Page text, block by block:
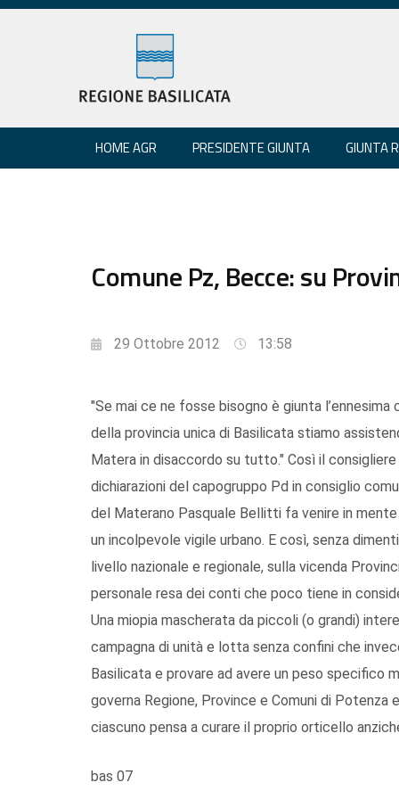
HOME AGR PRESIDENTE GIUNTA GIUNTA
Comune Pz, Becce: su
29 Ottobre 2012 13:58
"Se mai ce ne fosse bisogno è giunta
della provincia unica di Basilicata stiamo
Matera in disaccordo su tutto." Così il
dichiarazioni del capogruppo Pd in consiglio
del Materano Pasquale Bellitti fa venire in
un incolpevole vigile urbano. E così, senza
livello nazionale e regionale, sulla vicenda
personale resa dei conti che poco tiene in
Una miopia mascherata da piccoli (o grandi)
campagna di unità e lotta senza confini che
Basilicata e provare ad avere un peso specifico
governa Regione, Province e Comuni di
ciascuno pensa a curare il proprio orticello
bas 07